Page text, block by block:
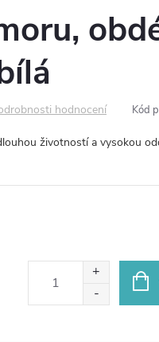
hodnocení Kód
životností a vysokou